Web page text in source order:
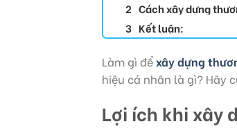
Cách xây dựng
Kết luận:
Làm gì đểxây dựng
hiệu cá nhân là gì? Hãy
Lợi ích khi xây